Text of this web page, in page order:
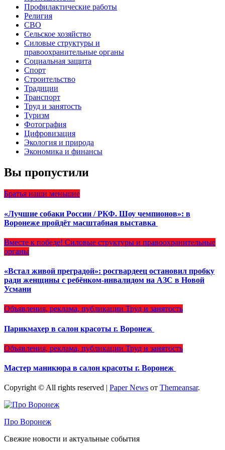
Профилактические работы
Религия
СВО
Сельское хозяйство
Силовые структуры и
правоохранительные органы
Социальная защита
Спорт
Строительство
Традиции
Транспорт
Труд и занятость
Туризм
Фотография
Цифровизация
Экология и природа
Экономика и финансы
Вы пропустили
Братья наши меньшие
«Лучшие собаки России / РКФ. Шоу чемпионов»: в
Воронеже пройдёт масштабная выставка
Вместе к победе! Силовые структуры и правоохранительные
органы
«Встал живой преградой»: росгвардеец остановил пробку
ради женщины с ребёнком-инвалидом на АЗС в Новой
Усмани
Объявления, реклама, публикации Труд и занятость
Парикмахер в салон красоты г. Воронеж
Объявления, реклама, публикации Труд и занятость
Мастер маникюра в салон красоты г. Воронеж
Copyright © All rights reserved Paper News от Themeansar.
Про Воронеж
Свежие новости и актуальные события